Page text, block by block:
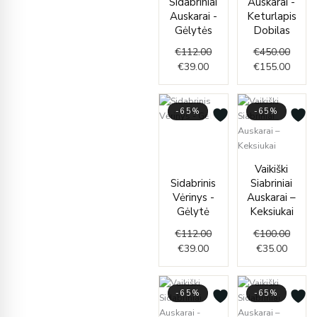
Auskarai -
Gėlytės
€112.00
€39.00
Keturlapis
Dobilas
€450.00
€155.00
-65%
Sidabrinis
Vėrinys -
Gėlytė
€112.00
Original
€39.00
Current
-65%
Vaikiški
Siabriniai
Auskarai –
Keksiukai
€100.00
was:
€35.00
price
is:
-65% -65%